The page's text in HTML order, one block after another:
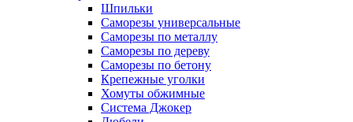
Шпильки
Саморезы универсальные
Саморезы по металлу
Саморезы по дереву
Саморезы по бетону
Крепежные уголки
Хомуты обжимные
Система Джокер